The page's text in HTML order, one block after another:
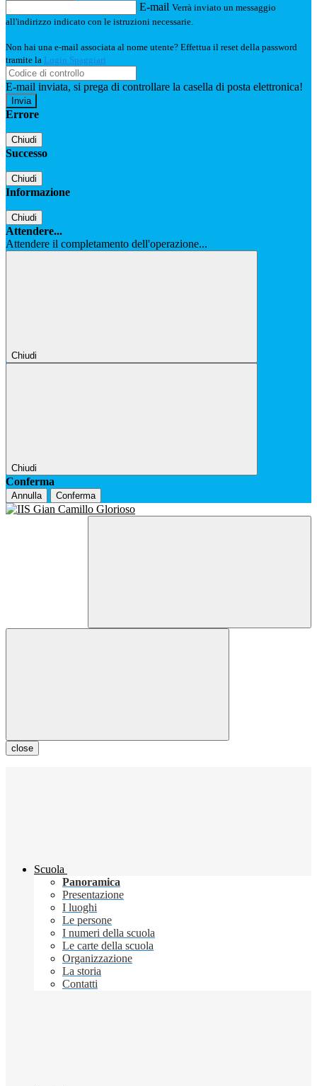
E-mail Verrà inviato un messaggio
all'indirizzo indicato con le istruzioni necessarie.
Non hai una e-mail associata al nome utente? Effettua il reset della password
tramite la Login Spaggiari
E-mail inviata, si prega di controllare la casella di posta elettronica!
Errore
Chiudi
Successo
Chiudi
Informazione
Chiudi
Attendere...
Attendere il completamento dell'operazione...
Chiudi
Chiudi
Conferma
Annulla Conferma
close
Scuola
Panoramica
Presentazione
I luoghi
Le persone
I numeri della scuola
Le carte della scuola
Organizzazione
La storia
Contatti